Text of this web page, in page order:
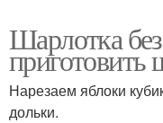
Шарлотка с
Шарлотка
приготовить
Нарезаем яблоки
дольки.